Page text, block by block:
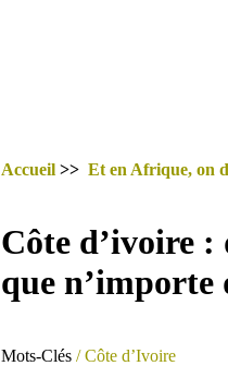
Accueil >> Et en Afrique, on
Côte d’ivoire :
que n’importe
Mots-Clés / Côte d’Ivoire